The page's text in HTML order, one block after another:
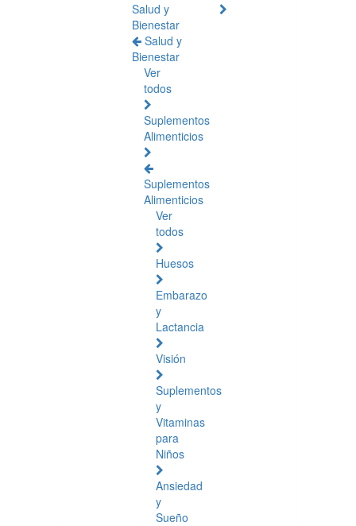
Salud y
Bienestar
Salud y
Bienestar
Ver
todos
Suplementos
Alimenticios
Suplementos
Alimenticios
Ver
todos
Huesos
Embarazo
y
Lactancia
Visión
Suplementos
y
Vitaminas
para
Niños
Ansiedad
y
Sueño